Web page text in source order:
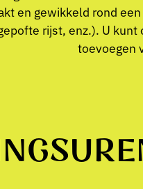
en gewikkeld rond
rijst, enz.). U
toevoegen